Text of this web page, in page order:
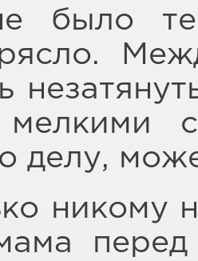
было
делу,
никому